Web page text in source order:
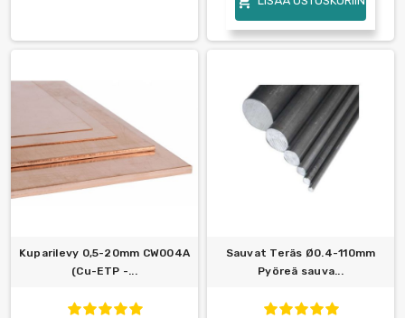
Kuparilevy 0,5-20mm CW004A
(Cu-ETP -...
Sauvat Teräs Ø0.4-110mm
Pyöreä sauva...